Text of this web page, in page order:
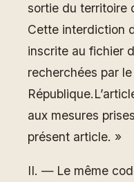
sortie du territoire
Cette interdiction
inscrite au fichier
recherchées par
aux mesures
présent article. »
II. ― Le même